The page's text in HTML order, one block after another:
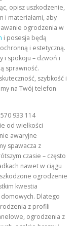
opisz uszkodzenie,
i materiałami, aby
ogrodzenia w
i posesja będą
i estetyczną.
i spokoju – dzwoń i
sprawność.
szybkość i
na Twój telefon
933 114
od wielkości
awaryjne
spawacza z
czasie – często
nawet w ciągu
ogrodzenie
kwestia
Dlatego
z profili
ogrodzenia z